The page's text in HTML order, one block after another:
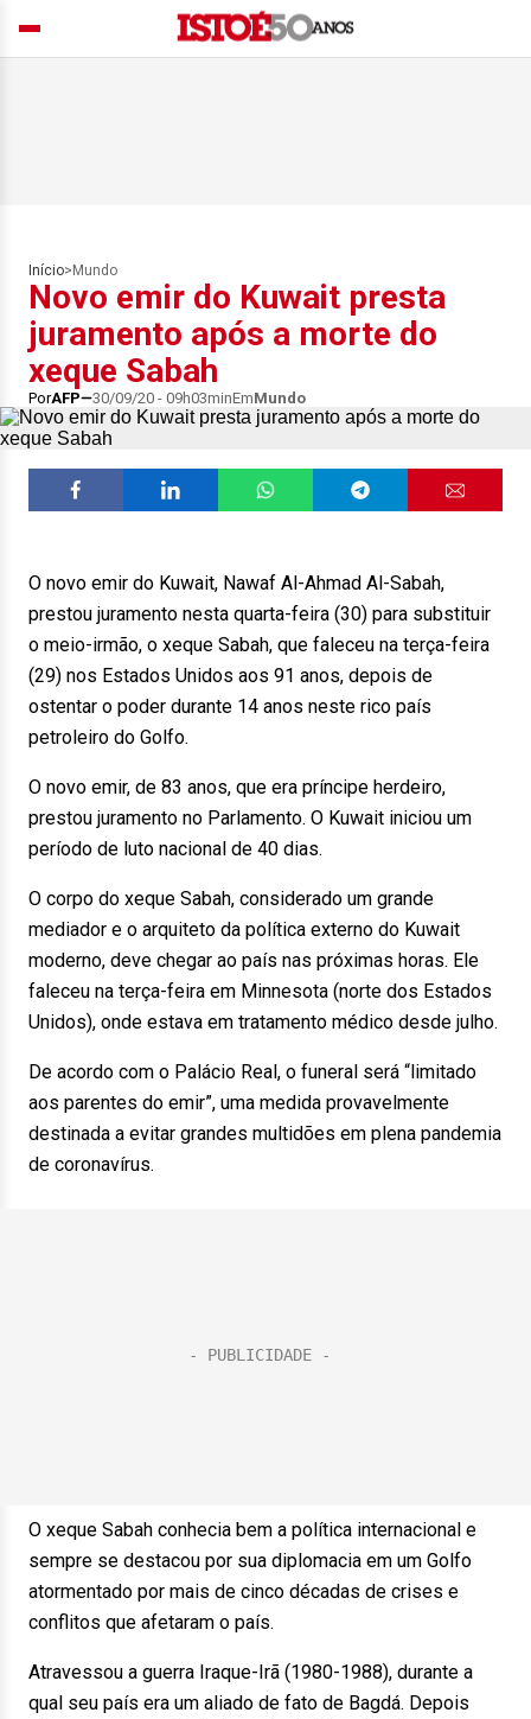
Início> Mundo
Novo emir do Kuwait presta
juramento após a morte do
xeque Sabah
PorAFP 30/09/20 - 09h03minEmMundo
O novo emir do Kuwait, Nawaf Al-Ahmad Al-Sabah,
prestou juramento nesta quarta-feira (30) para substituir
o meio-irmão, o xeque Sabah, que faleceu na terça-feira
(29) nos Estados Unidos aos 91 anos, depois de
ostentar o poder durante 14 anos neste rico país
petroleiro do Golfo.
O novo emir, de 83 anos, que era príncipe herdeiro,
prestou juramento no Parlamento. O Kuwait iniciou um
período de luto nacional de 40 dias.
O corpo do xeque Sabah, considerado um grande
mediador e o arquiteto da política externo do Kuwait
moderno, deve chegar ao país nas próximas horas. Ele
faleceu na terça-feira em Minnesota (norte dos Estados
Unidos), onde estava em tratamento médico desde julho.
De acordo com o Palácio Real, o funeral será “limitado
aos parentes do emir”, uma medida provavelmente
destinada a evitar grandes multidões em plena pandemia
de coronavírus.
O xeque Sabah conhecia bem a política internacional e
sempre se destacou por sua diplomacia em um Golfo
atormentado por mais de cinco décadas de crises e
conflitos que afetaram o país.
Atravessou a guerra Iraque-Irã (1980-1988), durante a
qual seu país era um aliado de fato de Bagdá. Depois